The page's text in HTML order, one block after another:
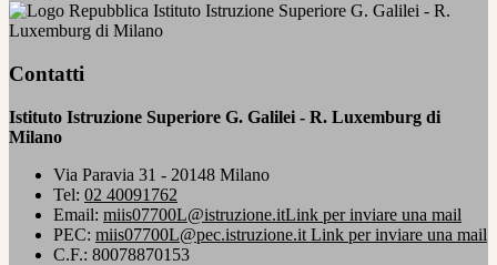
Istituto Istruzione Superiore G. Galilei - R.
Luxemburg di Milano
Contatti
Istituto Istruzione Superiore G. Galilei - R. Luxemburg di
Milano
Via Paravia 31 - 20148 Milano
Tel: 02 40091762
Email: miis07700L@istruzione.itLink per inviare una mail
PEC: miis07700L@pec.istruzione.it Link per inviare una mail
C.F.: 80078870153